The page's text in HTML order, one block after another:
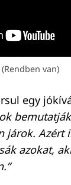
(Rendben van)
egy
járok. Azért
azokat,